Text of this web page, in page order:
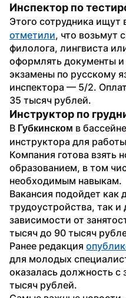
Инспектор по
Этого сотрудника ищут
отметили, что возьмут
филолога, лингвиста
оформлять документы
экзамены по русскому
инспектора — 5/2.
35 тысяч рублей.
Инструктор по
В Губкинском в бассейне
инструктора для
Компания готова взять
образованием, в том
необходимым навыкам.
Вакансия подойдет как
трудоустройства, так
зависимости от
тысяч до 90 тысяч
Ранее редакция
для молодых
оказалась должность с
тысяч рублей.